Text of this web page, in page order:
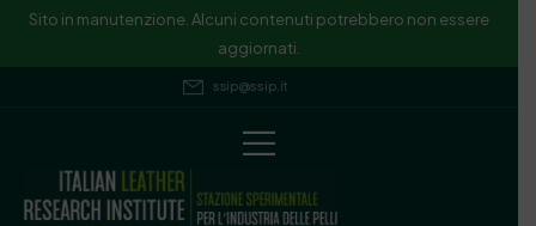
Sito in manutenzione. Alcuni contenuti potrebbero non essere
aggiornati.
ssip@ssip.it